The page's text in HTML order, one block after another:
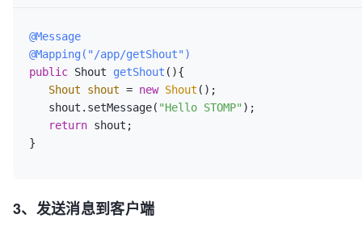
@Message
@Mapping("/app/getShout")
public Shout getShout (){
Shout
shout = new Shout ();
   shout.setMessage(
"Hello STOMP" );
return shout;
3、发送消息到客户端